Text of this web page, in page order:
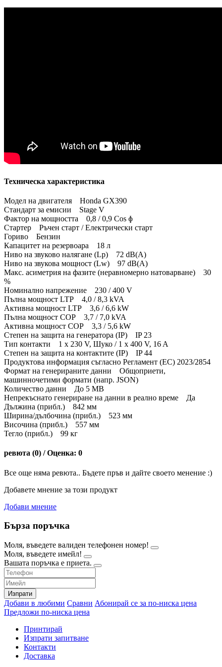
Техническа характеристика
Модел на двигателя Honda GX390
Стандарт за емисии Stage V
Фактор на мощността 0,8 / 0,9 Cos ɸ
Стартер Ръчен старт / Електрически старт
Гориво Бензин
Капацитет на резервоара 18 л
Ниво на звуково налягане (Lp) 72 dB(A)
Ниво на звукова мощност (Lw) 97 dB(A)
Макс. асиметрия на фазите (неравномерно натоварване) 30
%
Номинално напрежение 230 / 400 V
Пълна мощност LTP 4,0 / 8,3 kVA
Активна мощност LTP 3,6 / 6,6 kW
Пълна мощност COP 3,7 / 7,0 kVA
Активна мощност COP 3,3 / 5,6 kW
Степен на защита на генератора (IP) IP 23
Тип контакти 1 x 230 V, Шуко / 1 x 400 V, 16 A
Степен на защита на контактите (IP) IP 44
Продуктова информация съгласно Регламент (ЕС) 2023/2854
Формат на генерираните данни Общоприети,
машинночетими формати (напр. JSON)
Количество данни До 5 MB
Непрекъснато генериране на данни в реално време Да
Дължина (прибл.) 842 мм
Ширина/дълбочина (прибл.) 523 мм
Височина (прибл.) 557 мм
Тегло (прибл.) 99 кг
ревюта (0) / Оценка: 0
Все още няма ревюта.. Бъдете пръв и дайте своето менение :)
Добавете мнение за този продукт
Добави мнение
Бърза поръчка
Моля, въведете валиден телефонен номер!
Моля, въведете имейл!
Вашата поръчка е приета.
Изпрати
Добави в любими Сравни Абонирай се за по-ниска цена
Предложи по-ниска цена
Принтирай
Изпрати запитване
Контакти
Доставка